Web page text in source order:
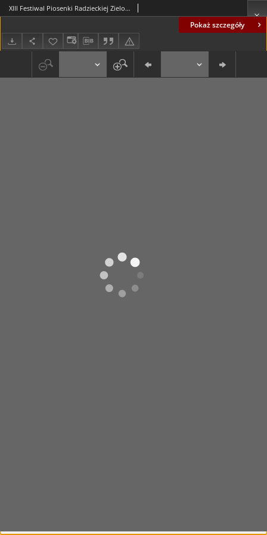
Pokaż szczegóły
XIII Festiwal Piosenki Radzieckiej Zielona Góra 1977: program